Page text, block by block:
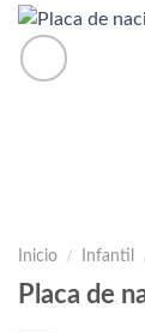
Inicio / Infantil
Placa de